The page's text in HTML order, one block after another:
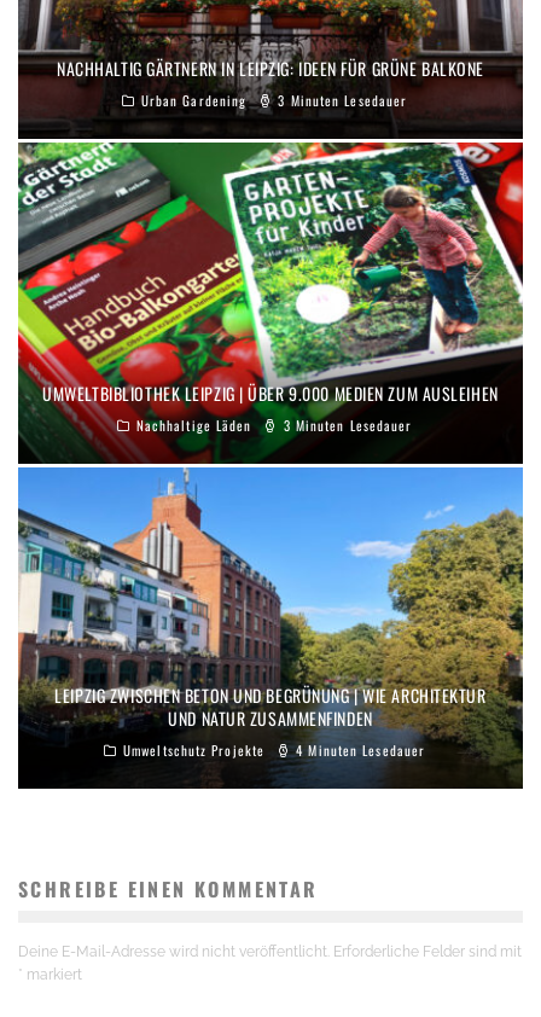
NACHHALTIG GÄRTNERN IN LEIPZIG: IDEEN FÜR GRÜNE BALKONE
Urban Gardening 3 Minuten Lesedauer
UMWELTBIBLIOTHEK LEIPZIG | ÜBER 9.000 MEDIEN ZUM AUSLEIHEN
Nachhaltige Läden 3 Minuten Lesedauer
LEIPZIG ZWISCHEN BETON UND BEGRÜNUNG | WIE ARCHITEKTUR
UND NATUR ZUSAMMENFINDEN
Umweltschutz Projekte 4 Minuten Lesedauer
SCHREIBE EINEN KOMMENTAR
Deine E-Mail-Adresse wird nicht veröffentlicht. Erforderliche Felder sind mit
* markiert